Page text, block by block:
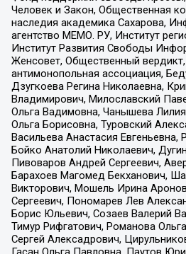
Человек и Закон, Общественная
наследия академика Сахарова,
агентство МЕМО. РУ, Институт
Институт Развития Свободы
Женсовет, Общественный вердикт,
антимонопольная ассоциация,
Дзугкоева Регина Николаевна,
Владимирович, Милославский
Ольга Вадимовна, Чанышева
Ольга Борисовна, Туровский
Васильева Анастасия Евгеньевна,
Бойко Анатолий Николаевич,
Пивоваров Андрей Сергеевич,
Барахоев Магомед Бекханович,
Викторович, Мошель Ирина
Сергеевич, Пономарев Лев
Борис Юльевич, Созаев Валерий
Тимур Рифгатович, Романова
Сергей Алексадрович,